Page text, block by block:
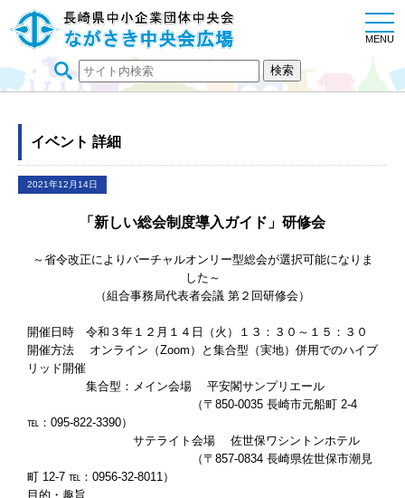
MENU
イベント 詳細
2021年12月14日
「新しい総会制度導入ガイド」研修会
～省令改正によりバーチャルオンリー型総会が選択可能になりま
した～
（組合事務局代表者会議 第２回研修会）
開催日時 令和３年１２月１４日（火）１３：３０～１５：３０
開催方法 オンライン（Zoom）と集合型（実地）併用でのハイブ
リッド開催
集合型：メイン会場 平安閣サンプリエール
（〒850-0035 長崎市元船町 2-4
℡：095-822-3390）
サテライト会場 佐世保ワシントンホテル
（〒857-0834 長崎県佐世保市潮見
町 12-7 ℡：0956-32-8011）
目的・趣旨